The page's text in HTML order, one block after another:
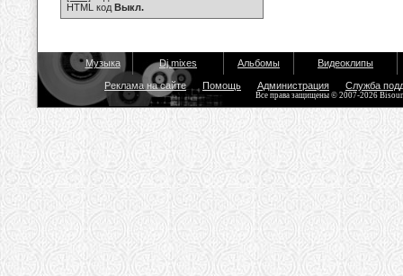
HTML код Выкл.
Музыка Dj mixes Альбомы Видеоклипы
Реклама на сайте Помощь Администрация Служба
Все права защищены © 2007-2026